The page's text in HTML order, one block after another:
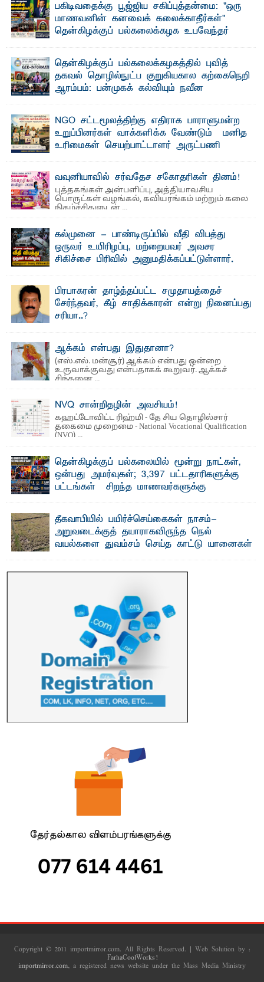
பகிடிவதைக்கு பூஜ்ஜிய சகிப்புத்தன்மை: "ஒரு
மாணவனின் கனவைக் கலைக்காதீர்கள்" –
தென்கிழக்குப் பல்கலைக்கழக உபவேந்தர்
"ஒ ரு மாணவனின் அல்லது மாணவியின் கனவு என்னால்
கலைக்கப்படாது" என்ற உறுதியை ஒவ்வொரு மாணவரும் ...
தென்கிழக்குப் பல்கலைக்கழகத்தில் புவித்
தகவல் தொழில்நுட்ப குறுகியகால கற்கைநெறி
ஆரம்பம்: பன்முகக் கல்வியும் நவீன
பேராசிரியர் எம். எம். பாஸில்
தெ ன்கிழக்குப் பல்கலைக்கழகத்தின் கலை மற்றும் கலாசார
பீடத்தின் புவியியல் துறையினால் ...
NGO சட்டமூலத்திற்கு எதிராக பாராளுமன்ற
உறுப்பினர்கள் வாக்களிக்க வேண்டும் – மனித
உரிமைகள் செயற்பாட்டாளர் அருட்பணி
ஜே. எப். காமிலா பேகம்- இ லங்கை அரசாங்கம் அரசுசாரா
அமைப்புகள் (NGO) தொடர்பான புதிய சட்டமூலத்தை ...
வவுனியாவில் சர்வதேச சகோதரிகள் தினம்!
புத்தகங்கள் அன்பளிப்பு, அத்தியாவசிய
பொருட்கள் வழங்கல், கவியரங்கம் மற்றும் கலை
நிகழ்ச்சிகளுடன் ...
கல்முனை - பாண்டிருப்பில் வீதி விபத்து
ஒருவர் உயிரிழப்பு, மற்றையவர் அவசர
சிகிச்சை பிரிவில் அனுமதிக்கப்பட்டுள்ளார்.
பாண்டிருப்பு ...பிரபாகரன் தாழ்த்தப்பட்ட சமுதாயத்தைச்
சேர்ந்தவர், கீழ் சாதிக்காரன் என்று நினைப்பது
சரியா..?
ஆக்கம் என்பது இதுதானா?
(எஸ்.எல். மன்சூர்) ஆக்கம் என்பது ஒன்றை
உருவாக்குவது என்பதாகக் கூறுவர். ஆக்கச்
சிந்தனை ...
NVQ சான்றிதழின் அவசியம்!
கஹட்டோவிட்ட ரிஹ்மி - தே சிய தொழில்சார்
தகைமை முறைமை - National Vocational Qualification
(NVQ) ...
தென்கிழக்குப் பல்கலையில் மூன்று நாட்கள்,
ஒன்பது அமர்வுகள்; 3,397 பட்டதாரிகளுக்கு
பட்டங்கள் – சிறந்த மாணவர்களுக்கு
மற்றும் சிறப்புப் பரிசுகள்
எம்.வை. அமீர்- ஒ லுவிலில் அமைந்துள்ள தென்கிழக்குப்
பல்கலைக்கழகத்தின் 18ஆவது பொதுப் பட்டமளிப்பு விழா ...
தீகவாபியில் பயிர்ச்செய்கைகள் நாசம்-
அறுவடைக்குத் தயாராகவிருந்த நெல்
வயல்களை துவம்சம் செய்த காட்டு யானைகள்
காணப்பட்ட பல ...
Copyright © 2011 importmirror.com. All Rights Reserved. | Web Solution by :
FarhaCoolWorks!
importmirror.com, a registered news website under the Mass Media Ministry